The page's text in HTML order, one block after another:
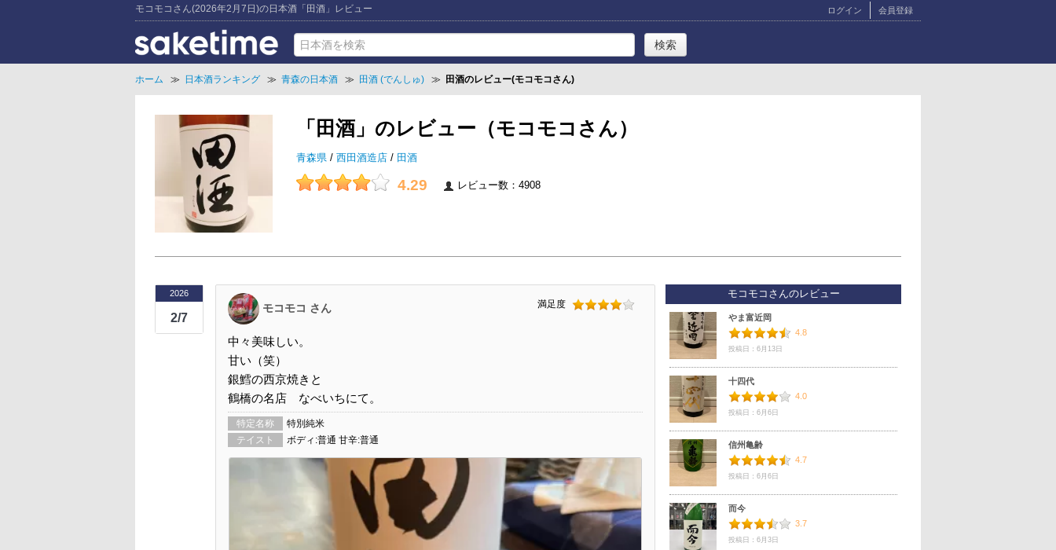
モコモコさん(2026年2月7日)の日本酒「田酒」レビュー ログイン 会員登録
ホーム ≫ 日本酒ランキング ≫ 青森の日本酒 ≫ 田酒 (でんしゅ) ≫ 田酒のレビュー(モコモコさん)
「田酒」のレビュー（モコモコさん）
青森県 / 西田酒造店 / 田酒
4.29 レビュー数：4908
2026
2/7
モコモコ さん 満足度
中々美味しい。
甘い（笑）
銀鱈の西京焼きと
鶴橋の名店 なべいちにて。
特定名称
特別純米
テイスト
ボディ:普通 甘辛:普通
モコモコさんのレビュー
やま富近岡
4.8
投稿日：6月13日
十四代
4.0
投稿日：6月6日
信州亀齢
4.7
投稿日：6月6日
而今
3.7
投稿日：6月3日